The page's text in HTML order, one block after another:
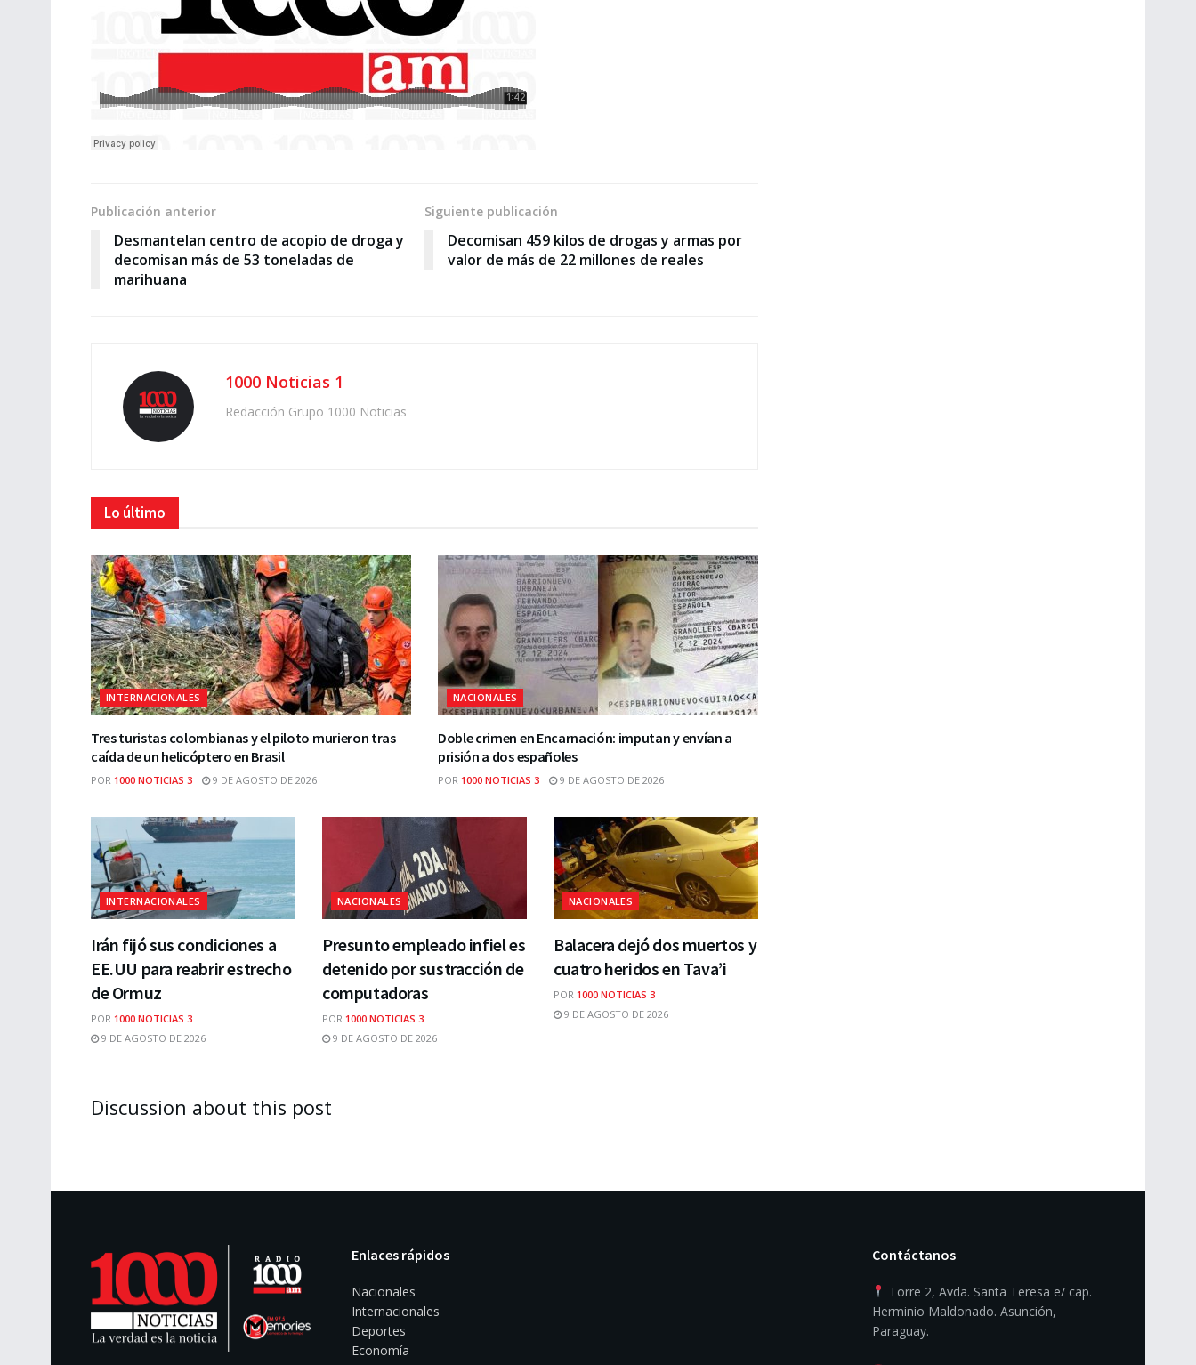
Publicación anterior
Desmantelan centro de acopio de droga y
decomisan más de 53 toneladas de
marihuana
Siguiente publicación
Decomisan 459 kilos de drogas y armas por
valor de más de 22 millones de reales
1000 Noticias 1
Redacción Grupo 1000 Noticias
Lo último
INTERNACIONALES
Tres turistas colombianas y el piloto murieron tras
caída de un helicóptero en Brasil
POR 1000 NOTICIAS 3 9 DE AGOSTO DE 2026
NACIONALES
Doble crimen en Encarnación: imputan y envían a
prisión a dos españoles
POR 1000 NOTICIAS 3 9 DE AGOSTO DE 2026
INTERNACIONALES
Irán fijó sus condiciones a
EE.UU para reabrir estrecho
de Ormuz
POR 1000 NOTICIAS 3
9 DE AGOSTO DE 2026
NACIONALES
Presunto empleado infiel es
detenido por sustracción de
computadoras
POR 1000 NOTICIAS 3
9 DE AGOSTO DE 2026
NACIONALES
Balacera dejó dos muertos y
cuatro heridos en Tava’i
POR 1000 NOTICIAS 3
9 DE AGOSTO DE 2026
Discussion about this post
Enlaces rápidos
Nacionales
Internacionales
Deportes
Economía
Contáctanos
Torre 2, Avda. Santa Teresa e/ cap.
Herminio Maldonado. Asunción,
Paraguay.